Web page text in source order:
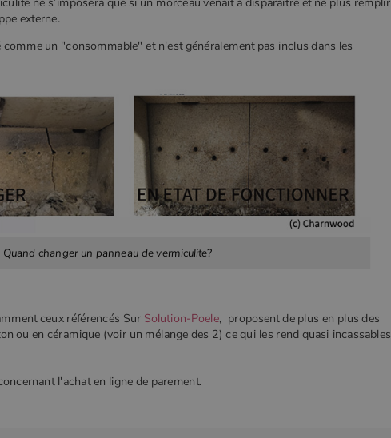
externe.
un "consommable" et n'est généralement pas inclus dans les
Quand changer un panneau de vermiculite?
ceux référencés Sur Solution-Poele, proposent de plus en plus des
ou en céramique (voir un mélange des 2) ce qui les rend quasi incassables
l'achat en ligne de parement.